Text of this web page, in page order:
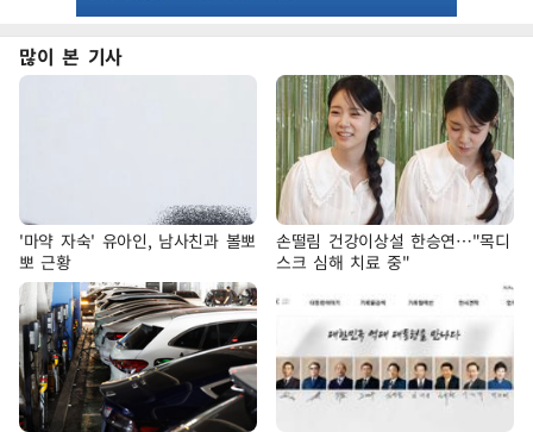
많이 본 기사
'마약 자숙' 유아인, 남사친과 볼뽀
뽀 근황
손떨림 건강이상설 한승연…"목디
스크 심해 치료 중"